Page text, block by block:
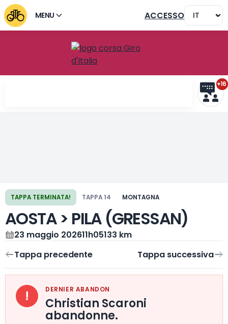
MENU ACCESSO
+16
TAPPA TERMINATA! TAPPA 14 MONTAGNA
AOSTA > PILA (GRESSAN)
23 maggio 202611h05133 km
Tappa precedente Tappa successiva
! DERNIER ABANDON
Christian Scaroni
abandonne.